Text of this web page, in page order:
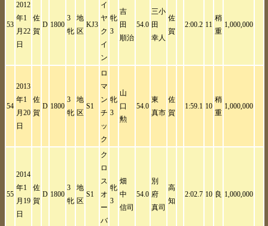
53
2012
年1
月22
日
佐
賀
D 1800
3
牝
地
区
KJ3
イ
ヤ
ク
イ
ン
牝
3
吉
田
順治
54.0
三小
田
幸人
佐
賀
2:00.2 11
稍
重
1,000,000
54
2013
年1
月20
日
佐
賀
D 1800
3
牝
地
区
S1
ロ
マ
ン
チ
ッ
ク
牝
3
山
口
勲
54.0
東
真市
佐
賀
1:59.1 10
稍
重
1,000,000
55
2014
年1
月19
日
佐
賀
D 1800
3
牝
地
区
S1
ク
ロ
ス
オ
ー
バ
牝
3
畑
中
信司
54.0
別
府
真司
高
知
2:02.7 10 良 1,000,000